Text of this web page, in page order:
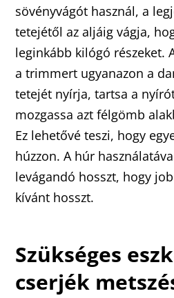
sövényvágót használ, a
tetejétől az aljáig vágja,
leginkább kilógó részeket.
a trimmert ugyanazon a
tetejét nyírja, tartsa a
mozgassa azt félgömb
Ez lehetővé teszi, hogy
húzzon. A húr
levágandó hosszt, hogy
kívánt hosszt.
Szükséges
cserjék